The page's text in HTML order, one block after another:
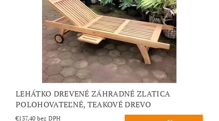
LEHÁTKO DREVENÉ ZÁHRADNÉ ZLATICA
POLOHOVATEĽNÉ, TEAKOVÉ DREVO
€137,40 bez DPH